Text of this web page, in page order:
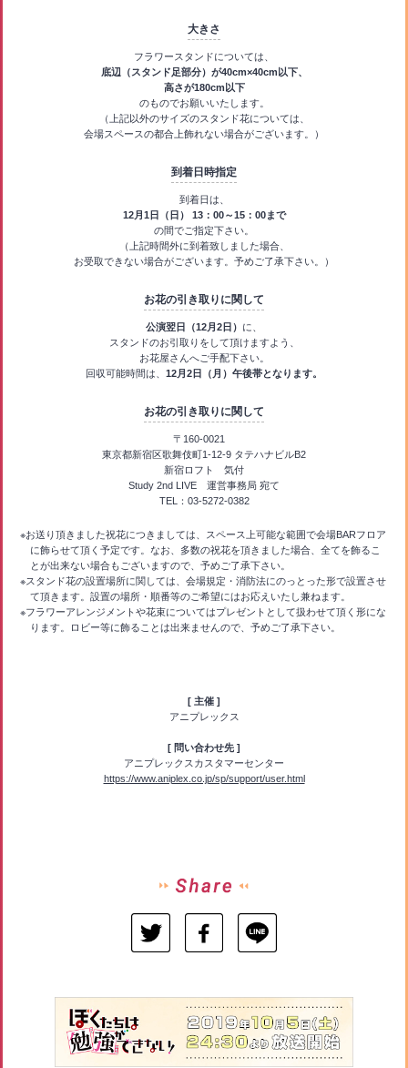
大きさ
フラワースタンドについては、
底辺（スタンド足部分）が40cm×40cm以下、
高さが180cm以下
のものでお願いいたします。
（上記以外のサイズのスタンド花については、
会場スペースの都合上飾れない場合がございます。）
到着日時指定
到着日は、
12月1日（日） 13：00～15：00まで
の間でご指定下さい。
（上記時間外に到着致しました場合、
お受取できない場合がございます。予めご了承下さい。）
お花の引き取りに関して
公演翌日（12月2日） に、
スタンドのお引取りをして頂けますよう、
お花屋さんへご手配下さい。
回収可能時間は、 12月2日（月）午後帯となります。
お花の引き取りに関して
〒160-0021
東京都新宿区歌舞伎町1-12-9 タテハナビルB2
新宿ロフト 気付
Study 2nd LIVE 運営事務局 宛て
TEL：03-5272-0382
※お送り頂きました祝花につきましては、スペース上可能な範囲で会場BARフロア
に飾らせて頂く予定です。なお、多数の祝花を頂きました場合、全てを飾るこ
とが出来ない場合もございますので、予めご了承下さい。
※スタンド花の設置場所に関しては、会場規定・消防法にのっとった形で設置させ
て頂きます。設置の場所・順番等のご希望にはお応えいたし兼ねます。
※フラワーアレンジメントや花束についてはプレゼントとして扱わせて頂く形にな
ります。ロビー等に飾ることは出来ませんので、予めご了承下さい。
[ 主催 ]
アニプレックス
[ 問い合わせ先 ]
アニプレックスカスタマーセンター
https://www.aniplex.co.jp/sp/support/user.html